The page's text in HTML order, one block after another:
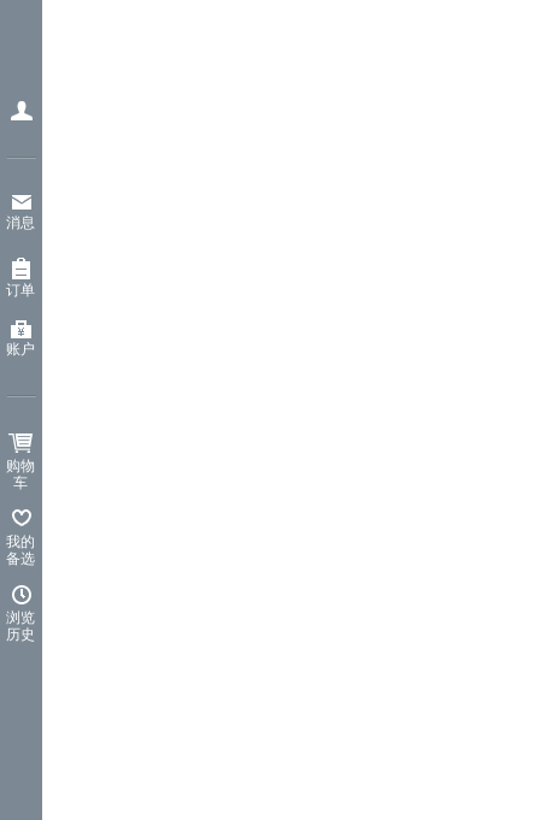
消息
订单
账户
购物
车
我的
备选
浏览
历史